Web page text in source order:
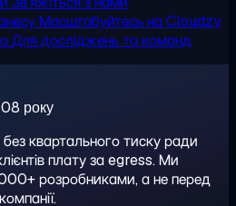
Масштабуйтесь на Cloudzy
Для досліджень та команд
року
без квартального тиску ради
плату за egress. Ми
розробниками, а не перед